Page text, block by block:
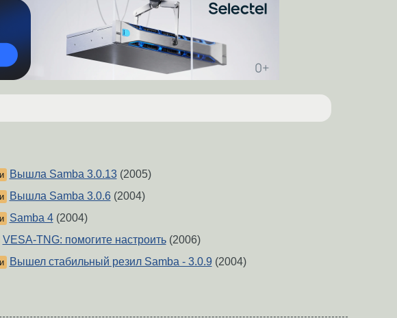
Вышла Samba 3.0.13(2005)
Вышла Samba 3.0.6(2004)
Samba 4(2004)
VESA-TNG: помогите настроить(2006)
Вышел стабильный резил Samba - 3.0.9 (2004)